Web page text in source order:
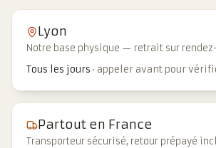
Lyon
Notre base physique — retrait sur
Tous les jours · appeler avant pour
Partout en France
Transporteur sécurisé, retour prépayé